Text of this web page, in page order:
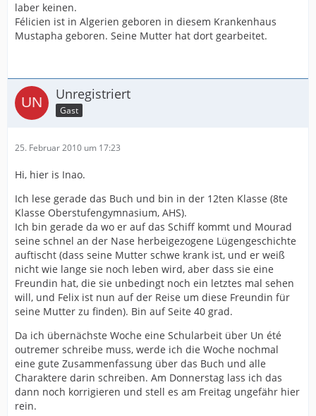
laber keinen.
Félicien ist in Algerien geboren in diesem Krankenhaus
Mustapha geboren. Seine Mutter hat dort gearbeitet.
Unregistriert
Gast
25. Februar 2010 um 17:23
Hi, hier is Inao.
Ich lese gerade das Buch und bin in der 12ten Klasse (8te
Klasse Oberstufengymnasium, AHS).
Ich bin gerade da wo er auf das Schiff kommt und Mourad
seine schnel an der Nase herbeigezogene Lügengeschichte
auftischt (dass seine Mutter schwe krank ist, und er weiß
nicht wie lange sie noch leben wird, aber dass sie eine
Freundin hat, die sie unbedingt noch ein letztes mal sehen
will, und Felix ist nun auf der Reise um diese Freundin für
seine Mutter zu finden). Bin auf Seite 40 grad.
Da ich übernächste Woche eine Schularbeit über Un été
outremer schreibe muss, werde ich die Woche nochmal
eine gute Zusammenfassung über das Buch und alle
Charaktere darin schreiben. Am Donnerstag lass ich das
dann noch korrigieren und stell es am Freitag ungefähr hier
rein.